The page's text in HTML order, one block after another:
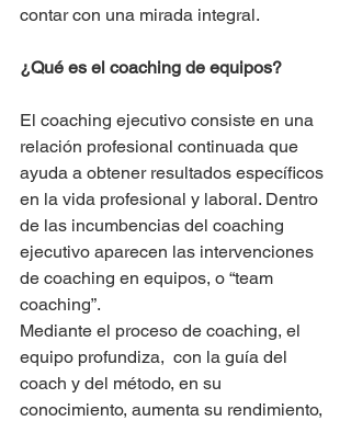
contar con una mirada integral.
¿Qué es el coaching de equipos?
El coaching ejecutivo consiste en una
relación profesional continuada que
ayuda a obtener resultados específicos
en la vida profesional y laboral. Dentro
de las incumbencias del coaching
ejecutivo aparecen las intervenciones
de coaching en equipos, o “team
coaching”.
Mediante el proceso de coaching, el
equipo profundiza,  con la guía del
coach y del método, en su
conocimiento, aumenta su rendimiento,